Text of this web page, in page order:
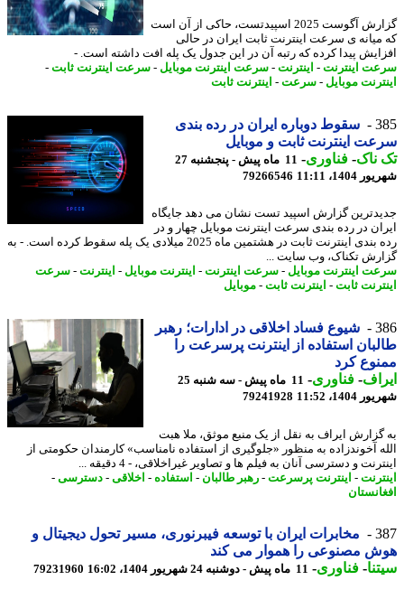
گزارش آگوست 2025 اسپیدتست، حاکی از آن است
ی سرعت اینترنت ثابت ایران در حالی
پیدا کرده که رتبه آن در این جدول یک پله افت داشته است. -
اینترنت-اینترنت-سرعت اینترنت موبایل-سرعت اینترنت ثابت-
موبایل-سرعت -اینترنت ثابت
سقوط دوباره ایران در رده بندی
اینترنت ثابت و موبایل
-فناوری-
11 ماه پیش - پنجشنبه 27
11:11
79266546
گزارش اسپید تست نشان می دهد جایگاه
در رده بندی سرعت اینترنت موبایل چهار و در
رده بندی اینترنت ثابت در هشتمین ماه 2025 میلادی یک پله سقوط کرده است. - به
تکناک، وب سایت ...
اینترنت موبایل-سرعت اینترنت-اینترنت موبایل-اینترنت-سرعت
ثابت-اینترنت ثابت-موبایل
شیوع فساد اخلاقی در ادارات؛ رهبر
استفاده از اینترنت پرسرعت را
کرد
-فناوری-
11 ماه پیش - سه شنبه 25
11:52
79241928
ایراف به نقل از یک منبع موثق، ملا هبت
آخوندزاده به منظور «جلوگیری از استفاده نامناسب» کارمندان حکومتی از
و دسترسی آنان به فیلم ها و تصاویر غیراخلاقی، - 4 دقیقه ...
-اینترنت پرسرعت -رهبر طالبان-استفاده-اخلاقی-دسترسی -
مخابرات ایران با توسعه فیبرنوری، مسیر تحول دیجیتال و
مصنوعی را هموار می کند
-فناوری- 11 ماه پیش - دوشنبه 24 شهریور 1404، 16:02 79231960